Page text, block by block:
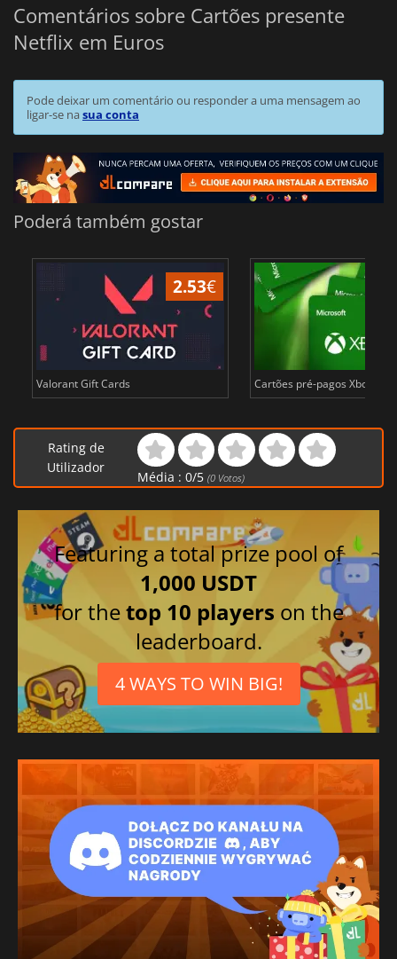
Comentários sobre Cartões presente
Netflix em Euros
Pode deixar um comentário ou responder a uma mensagem ao
ligar-se nasua conta
Poderá também gostar
2.53€
Valorant Gift Cards Cartões pré-pagos Xbox
Rating de
Utilizador
Média : 0/5 (0Votos)
Featuring a total prize pool of
1,000 USDT
for thetop 10 players on the
leaderboard.
4 WAYS TO WIN BIG!